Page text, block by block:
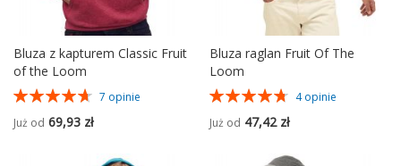
Bluza z kapturem Classic Fruit
of the Loom
Ocena:
7 opinie
Już od 69,93 zł
Bluza raglan Fruit Of The
Loom
Ocena:
4opinie
Już od 47,42 zł